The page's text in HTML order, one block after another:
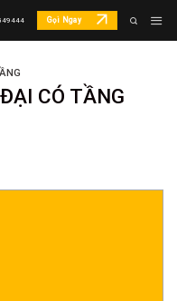
Gọi Ngay
CÓ TẦNG